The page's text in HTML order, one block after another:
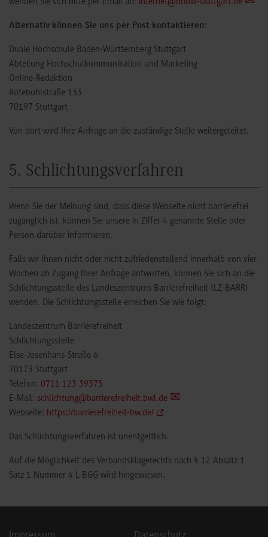
Alternativ können Sie uns per Post kontaktieren:
Duale Hochschule Baden-Württemberg Stuttgart
Abteilung Hochschulkommunikation und Marketing
Online-Redaktion
Rotebühlstraße 133
70197 Stuttgart
Von dort wird Ihre Anfrage an die zuständige Stelle weitergeleitet.
5. Schlichtungsverfahren
Wenn Sie der Meinung sind, dass diese Webseite nicht barrierefrei
zugänglich ist, können Sie unsere in Ziffer 4 genannte Stelle oder
Person darüber informieren.
Falls wir Ihnen nicht oder nicht zufriedenstellend innerhalb von vier
Wochen ab Zugang Ihrer Anfrage antworten, können Sie sich an die
Schlichtungsstelle des Landeszentrums Barrierefreiheit (LZ-BARR)
wenden. Die Schlichtungsstelle erreichen Sie wie folgt:
Landeszentrum Barrierefreiheit
Schlichtungsstelle
Else-Josenhans-Straße 6
70173 Stuttgart
Telefon: 0711 123 39375
E-Mail: schlichtung@barrierefreiheit.bwl.de
Webseite: https://barrierefreiheit-bw.de/
Das Schlichtungsverfahren ist unentgeltlich.
Auf die Möglichkeit des Verbandsklagerechts nach § 12 Absatz 1
Satz 1 Nummer 4 L-BGG wird hingewiesen.